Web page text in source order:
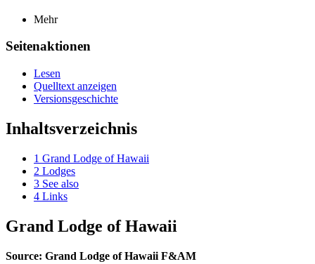
Mehr
Seitenaktionen
Lesen
Quelltext anzeigen
Versionsgeschichte
Inhaltsverzeichnis
1 Grand Lodge of Hawaii
2 Lodges
3 See also
4 Links
Grand Lodge of Hawaii
Source: Grand Lodge of Hawaii F&AM